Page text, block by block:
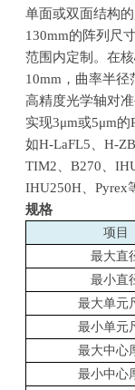
单面或双面结构
130mm的阵列尺
范围内定制。在
10mm，曲率半径
高精度光学轴对
实现3μm或5μm
如H-LaFL5、H-
TIM2、B270、
IHU250H、Pyrex
规格
项目
最大直
最小直
最大单元
最小单元
最大中心
最小中心